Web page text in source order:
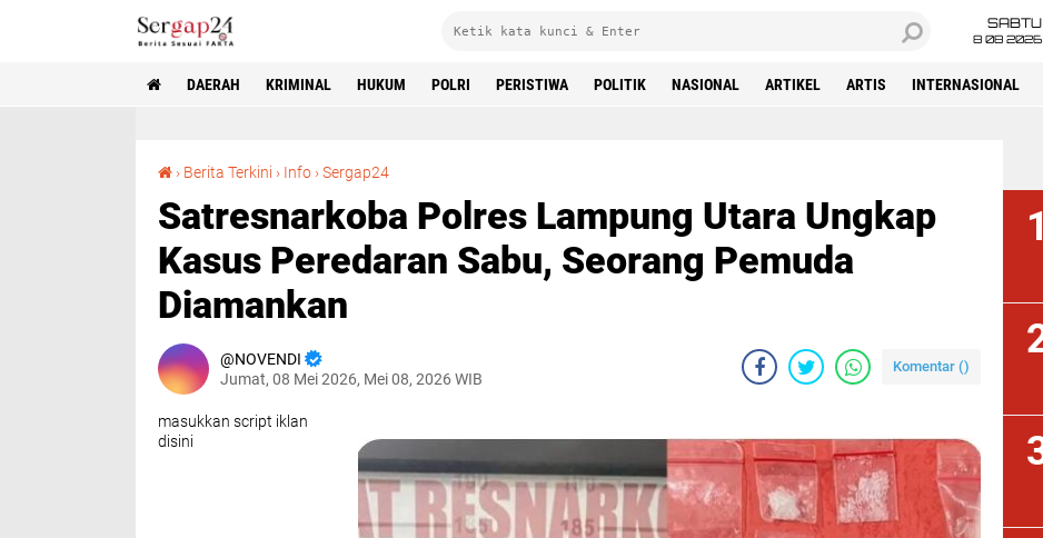
SABTU
8 08 2026
DAERAH KRIMINAL HUKUM POLRI PERISTIWA POLITIK NASIONAL ARTIKEL ARTIS INTERNASIONAL
› Berita Terkini › Info ›Sergap24
Satresnarkoba Polres Lampung Utara Ungkap
Kasus Peredaran Sabu, Seorang Pemuda
Diamankan
NOVENDI
Jumat, 08 Mei 2026, Mei 08, 2026 WIB
Komentar ()
masukkan script iklan
disini